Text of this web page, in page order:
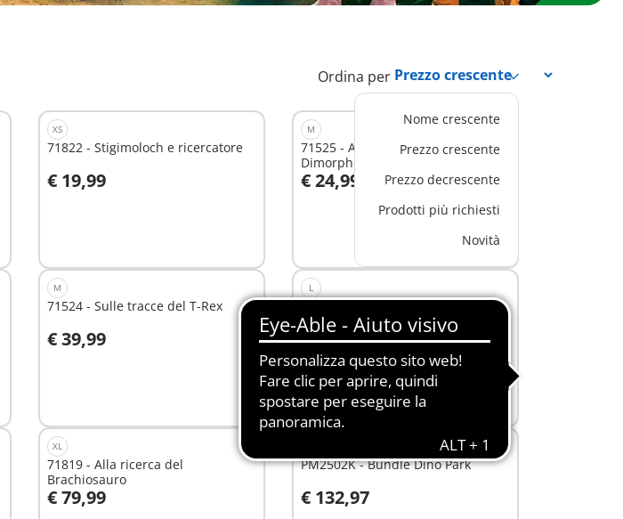
Ordina per
Nome crescente
Prezzo crescente
Prezzo decrescente
Prodotti più richiesti
Novità
XS
71822 - Stigimoloch e ricercatore
€ 19,99
Aggiungi al carrello
M
71525 - Alla ricerca del
Dimorphodon
€ 24,99
Aggiungi al carrello
M
71524 - Sulle tracce del T-Rex
€ 39,99
Aggiungi al carrello
L
71820 - L'attacco dello Spinosauro
€ 59,99
Aggiungi al carrello
XL
71819 - Alla ricerca del
Brachiosauro
€ 79,99
Aggiungi al carrello
PM2502K - Bundle Dino Park
€ 132,97
Aggiungi al carrello